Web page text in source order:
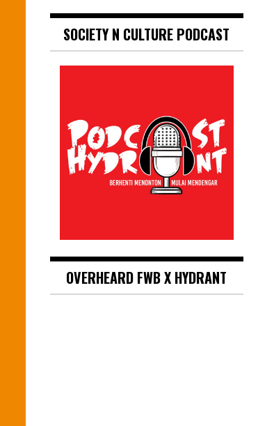
SOCIETY N CULTURE PODCAST
OVERHEARD FWB X HYDRANT